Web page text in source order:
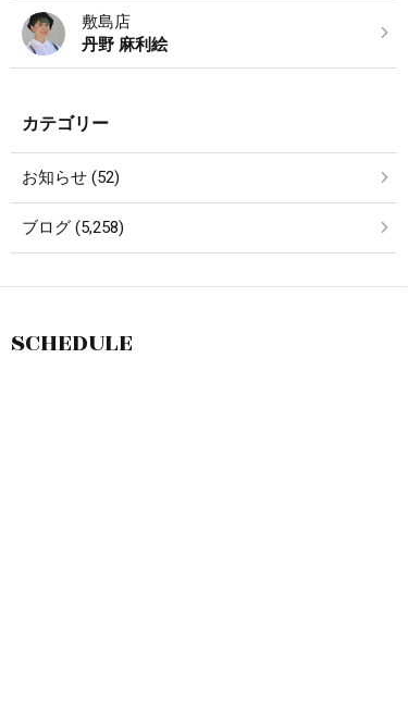
敷島店
丹野 麻利絵
カテゴリー
お知らせ (52)
ブログ (5,258)
SCHEDULE